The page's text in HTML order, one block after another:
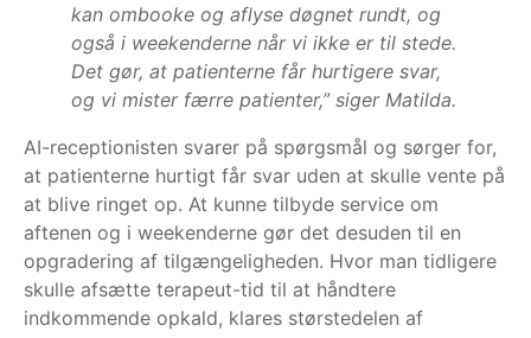
kan ombooke og aflyse døgnet rundt, og
også i weekenderne når vi ikke er til stede.
Det gør, at patienterne får hurtigere svar,
og vi mister færre patienter,” siger Matilda.
AI-receptionisten svarer på spørgsmål og sørger for,
at patienterne hurtigt får svar uden at skulle vente på
at blive ringet op. At kunne tilbyde service om
aftenen og i weekenderne gør det desuden til en
opgradering af tilgængeligheden. Hvor man tidligere
skulle afsætte terapeut-tid til at håndtere
indkommende opkald, klares størstedelen af